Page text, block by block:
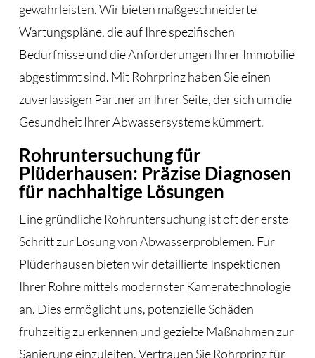
gewährleisten. Wir bieten maßgeschneiderte
Wartungspläne, die auf Ihre spezifischen
Bedürfnisse und die Anforderungen Ihrer Immobilie
abgestimmt sind. Mit Rohrprinz haben Sie einen
zuverlässigen Partner an Ihrer Seite, der sich um die
Gesundheit Ihrer Abwassersysteme kümmert.
Rohruntersuchung für
Plüderhausen: Präzise Diagnosen
für nachhaltige Lösungen
Eine gründliche Rohruntersuchung ist oft der erste
Schritt zur Lösung von Abwasserproblemen. Für
Plüderhausen bieten wir detaillierte Inspektionen
Ihrer Rohre mittels modernster Kameratechnologie
an. Dies ermöglicht uns, potenzielle Schäden
frühzeitig zu erkennen und gezielte Maßnahmen zur
Sanierung einzuleiten. Vertrauen Sie Rohrprinz für